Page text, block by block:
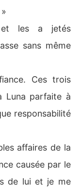
les a jetés
sans même
Ces trois
Luna parfaite à
responsabilité
affaires de la
causée par le
de lui et je me